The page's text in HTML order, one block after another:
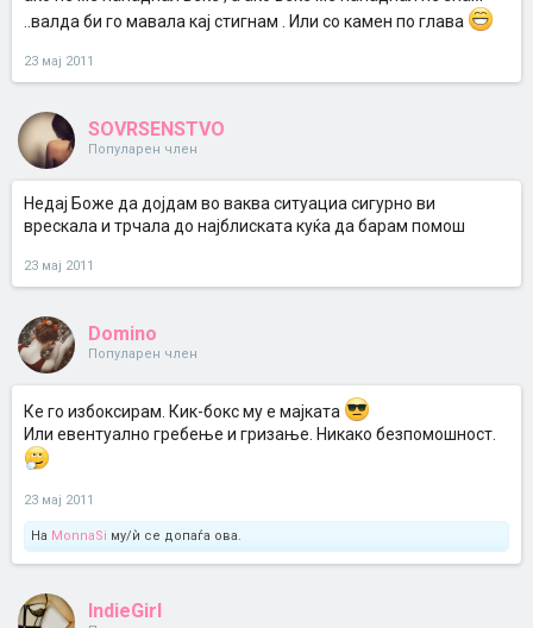
..валда би го мавала кај стигнам . Или со камен по глава
23 мај 2011
SOVRSENSTVO
Популарен член
Недај Боже да дојдам во ваква ситуациа сигурно ви
врескала и трчала до најблиската куќа да барам помош
23 мај 2011
Domino
Популарен член
Ке го избоксирам. Кик-бокс му е мајката
Или евентуално гребење и гризање. Никако безпомошност.
23 мај 2011
На MonnaSi му/ѝ се допаѓа ова.
IndieGirl